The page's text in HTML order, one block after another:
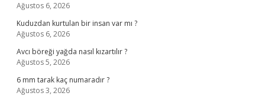
Ağustos 6, 2026
Kuduzdan kurtulan bir insan var mı ?
Ağustos 6, 2026
Avcı böreği yağda nasıl kızartılır ?
Ağustos 5, 2026
6 mm tarak kaç numaradır ?
Ağustos 3, 2026